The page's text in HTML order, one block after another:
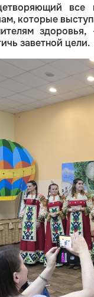
все
которые
заветной цели.